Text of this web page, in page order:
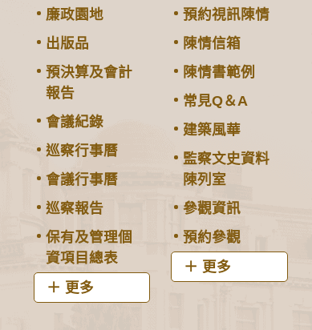
廉政園地
出版品
預決算及會計
報告
會議紀錄
巡察行事曆
會議行事曆
巡察報告
保有及管理個
資項目總表
更多
預約視訊陳情
陳情信箱
陳情書範例
常見Q＆A
建築風華
監察文史資料
陳列室
參觀資訊
預約參觀
更多